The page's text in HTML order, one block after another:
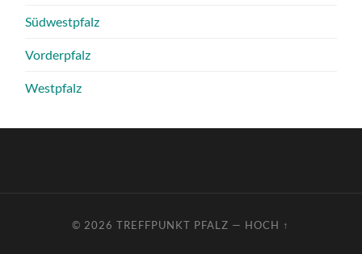
Südwestpfalz
Vorderpfalz
Westpfalz
© 2026TREFFPUNKT PFALZ — HOCH ↑